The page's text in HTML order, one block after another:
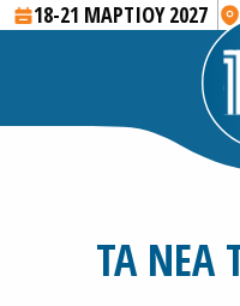
18-21 ΜΑΡΤΙΟΥ 2027
ΤΑ ΝΕΑ